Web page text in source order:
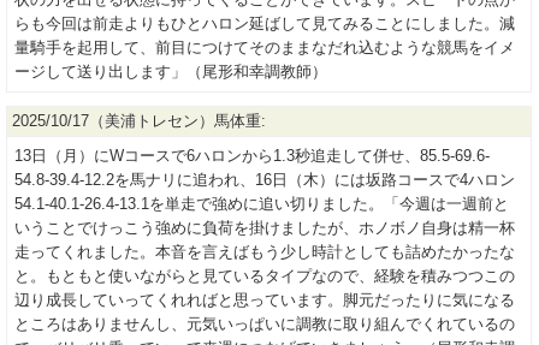
らも今回は前走よりもひとハロン延ばして見てみることにしました。減
量騎手を起用して、前目につけてそのままなだれ込むような競馬をイメ
ージして送り出します」（尾形和幸調教師）
2025/10/17（美浦トレセン）馬体重:
13日（月）にWコースで6ハロンから1.3秒追走して併せ、85.5-69.6-
54.8-39.4-12.2を馬ナリに追われ、16日（木）には坂路コースで4ハロン
54.1-40.1-26.4-13.1を単走で強めに追い切りました。「今週は一週前と
いうことでけっこう強めに負荷を掛けましたが、ホノボノ自身は精一杯
走ってくれました。本音を言えばもう少し時計としても詰めたかったな
と。もともと使いながらと見ているタイプなので、経験を積みつつこの
辺り成長していってくれればと思っています。脚元だったりに気になる
ところはありませんし、元気いっぱいに調教に取り組んでくれているの